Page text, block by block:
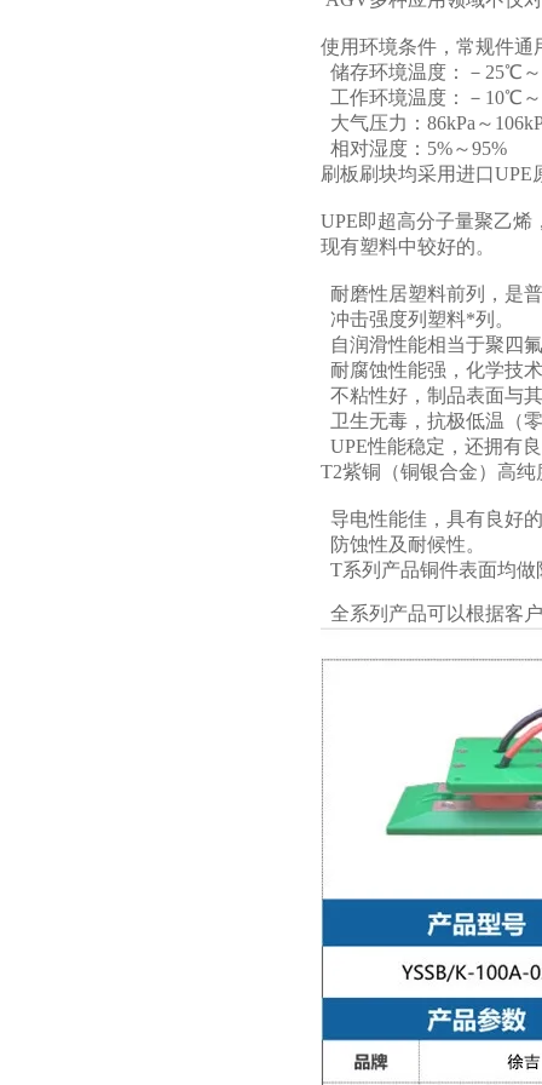
使用环境条件，常规件通
储存环境温度：－25℃
工作环境温度：－10℃
大气压力：86kPa～
相对湿度：5%～95%
刷板刷块均采用进口UPE
UPE即超高分子量聚乙
现有塑料中较好的。
耐磨性居塑料前列，是
冲击强度列塑料*列。
自润滑性能相当于聚四
耐腐蚀性能强，化学技
不粘性好，制品表面与
卫生无毒，抗极低温（
UPE性能稳定，还拥有
T2紫铜（铜银合金）高
导电性能佳，具有良好
防蚀性及耐候性。
T系列产品铜件表面均做
全系列产品可以根据客